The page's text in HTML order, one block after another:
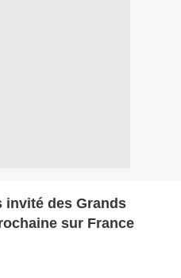
invité des Grands
sur France